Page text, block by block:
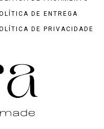
DE ENTREGA
DE PRIVACIDADE